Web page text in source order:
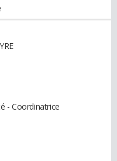
- Coordinatrice